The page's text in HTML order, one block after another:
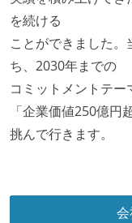
を続ける
ことができました
ち、2030年までの
コミットメントテー
「企業価値250億円
挑んで行きます。